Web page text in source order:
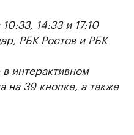
14:33 и 17:10
РБК Ростов и РБК
интерактивном
на 39 кнопке, а также